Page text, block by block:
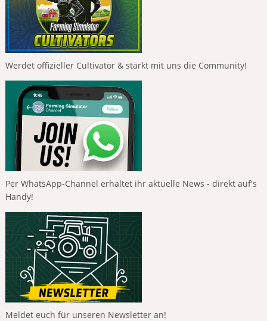
Werdet offizieller Cultivator & stärkt mit uns die Community!
Per WhatsApp-Channel erhaltet ihr aktuelle News - direkt auf's
Handy!
Meldet euch für unseren Newsletter an!